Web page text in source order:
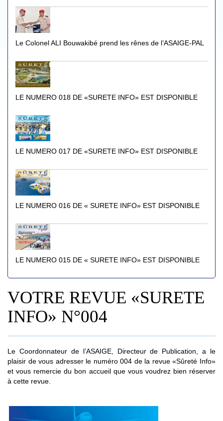
Le Colonel ALI Bouwakibé prend les rênes de l’ASAIGE-PAL
LE NUMERO 018 DE «SURETE INFO» EST DISPONIBLE
LE NUMERO 017 DE «SURETE INFO» EST DISPONIBLE
LE NUMERO 016 DE « SURETE INFO» EST DISPONIBLE
LE NUMERO 015 DE « SURETE INFO» EST DISPONIBLE
VOTRE REVUE «SURETE
INFO» N°004
Le Coordonnateur de l’ASAIGE, Directeur de Publication, a le
plaisir de vous adresser le numéro 004 de la revue «Sûreté Info»
et vous remercie du bon accueil que vous voudrez bien réserver
à cette revue.